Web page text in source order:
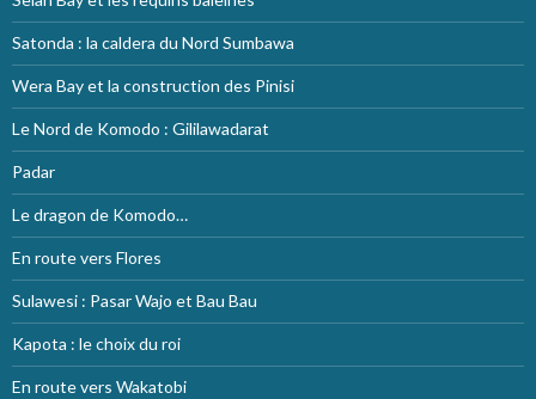
Satonda : la caldera du Nord Sumbawa
Wera Bay et la construction des Pinisi
Le Nord de Komodo : Gililawadarat
Padar
Le dragon de Komodo…
En route vers Flores
Sulawesi : Pasar Wajo et Bau Bau
Kapota : le choix du roi
En route vers Wakatobi